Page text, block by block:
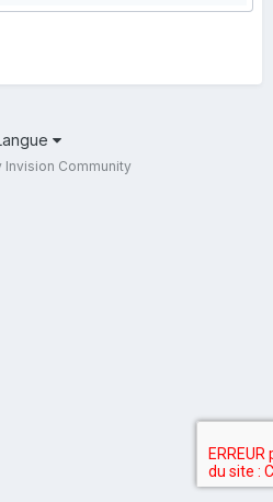
Invision Community